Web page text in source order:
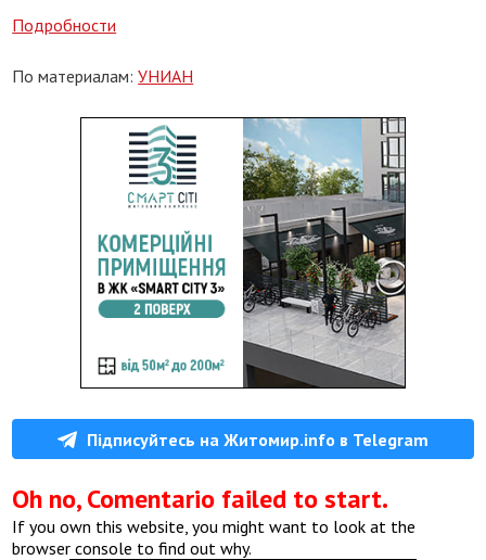
Подробности
По материалам:УНИАН
Підписуйтесь на Житомир.info в Telegram
Oh no, Comentario failed to start.
If you own this website, you might want to look at the
browser console to find out why.